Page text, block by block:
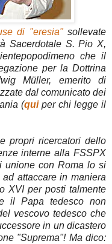
di "eresia"sollevate
Sacerdotale S. Pio X,
che il
per la Dottrina
Müller, emerito di
dal comunicato dei
(qui per chi legge il
propri ricercatori dello
interne alla FSSPX
unione con Roma lo si
attaccare in maniera
XVI per posti talmente
il Papa tedesco non
vescovo tedesco che
in un dicastero
"Suprema"! Ma dico: